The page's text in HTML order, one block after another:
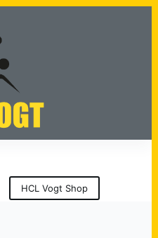
HCL Vogt Shop